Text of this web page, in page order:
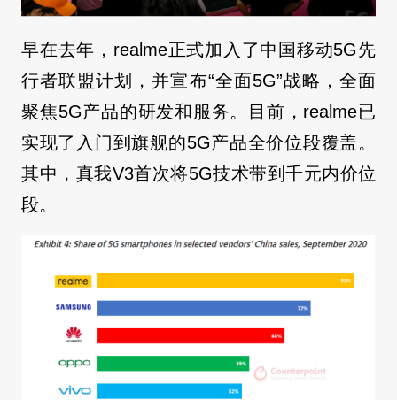
早在去年，realme正式加入了中国移动5G先
行者联盟计划，并宣布“全面5G”战略，全面
聚焦5G产品的研发和服务。目前，realme已
实现了入门到旗舰的5G产品全价位段覆盖。
其中，真我V3首次将5G技术带到千元内价位
段。